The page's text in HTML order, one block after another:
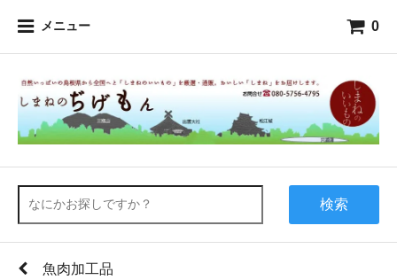
メニュー 0
検索
魚肉加工品